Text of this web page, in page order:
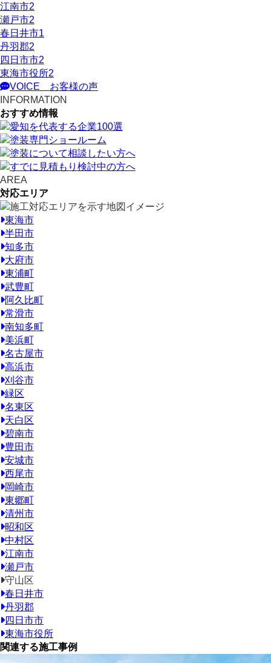
江南市2
瀬戸市2
春日井市1
丹羽郡2
四日市市2
東海市役所2
VOICE
お客様の声
INFORMATION
おすすめ情報
AREA
対応エリア
東海市
半田市
知多市
大府市
東浦町
武豊町
阿久比町
常滑市
南知多町
美浜町
名古屋市
高浜市
刈谷市
緑区
名東区
天白区
碧南市
豊田市
安城市
西尾市
岡崎市
東郷町
清州市
昭和区
中村区
江南市
瀬戸市
守山区
春日井市
丹羽郡
四日市市
東海市役所
関連する施工事例